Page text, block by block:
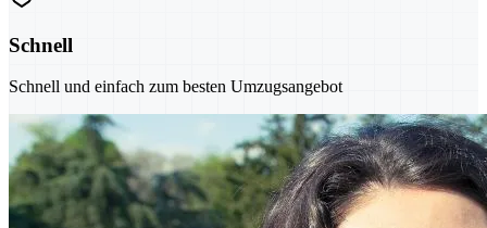
Schnell
Schnell und einfach zum besten Umzugsangebot